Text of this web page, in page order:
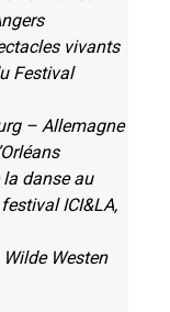
vivants
Festival
– Allemagne
la danse au
ICI&LA,
Westen